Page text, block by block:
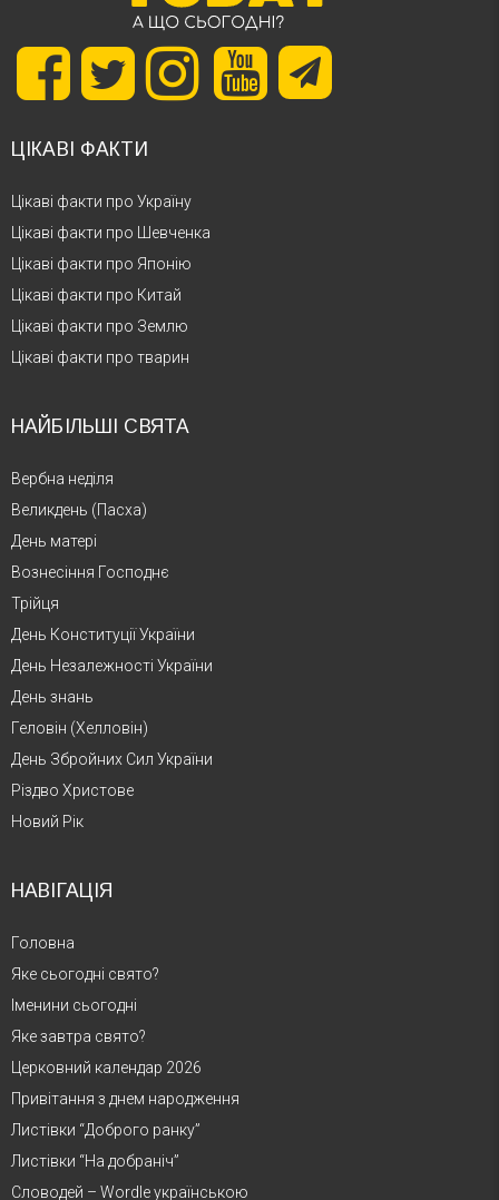
ЦІКАВІ ФАКТИ
Цікаві факти про Україну
Цікаві факти про Шевченка
Цікаві факти про Японію
Цікаві факти про Китай
Цікаві факти про Землю
Цікаві факти про тварин
НАЙБІЛЬШІ СВЯТА
Вербна неділя
Великдень (Пасха)
День матері
Вознесіння Господнє
Трійця
День Конституції України
День Незалежності України
День знань
Геловін (Хелловін)
День Збройних Сил України
Різдво Христове
Новий Рік
НАВІГАЦІЯ
Головна
Яке сьогодні свято?
Іменини сьогодні
Яке завтра свято?
Церковний календар 2026
Привітання з днем народження
Листівки “Доброго ранку”
Листівки “На добраніч”
Словодей – Wordle українською